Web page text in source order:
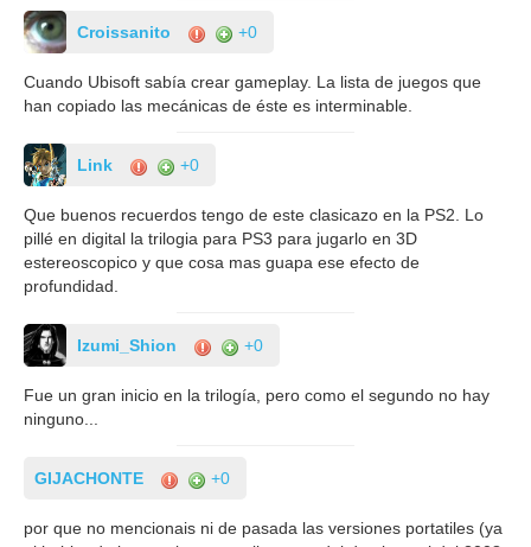
Croissanito +0
Cuando Ubisoft sabía crear gameplay. La lista de juegos que
han copiado las mecánicas de éste es interminable.
Link +0
Que buenos recuerdos tengo de este clasicazo en la PS2. Lo
pillé en digital la trilogia para PS3 para jugarlo en 3D
estereoscopico y que cosa mas guapa ese efecto de
profundidad.
Izumi_Shion +0
Fue un gran inicio en la trilogía, pero como el segundo no hay
ninguno...
GIJACHONTE +0
por que no mencionais ni de pasada las versiones portatiles (ya